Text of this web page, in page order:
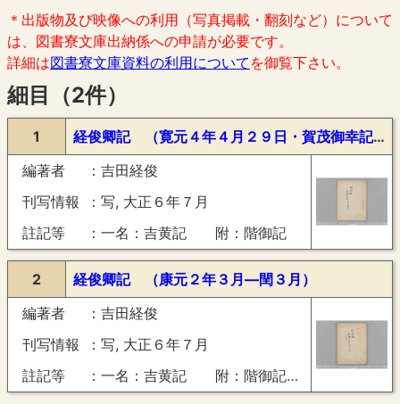
＊出版物及び映像への利用（写真掲載・翻刻など）について
は、図書寮文庫出納係への申請が必要です。
詳細は図書寮文庫資料の利用について を御覧下さい。
細目（2件）
1
経俊卿記 （寛元４年４月２９日・賀茂御幸記）
編著者
吉田経俊
刊写情報
写, 大正６年７月
註記等
一名：吉黄記 附：階御記
2
経俊卿記 （康元２年３月―閏３月）
編著者
吉田経俊
刊写情報
写, 大正６年７月
註記等
一名：吉黄記 附：階御記